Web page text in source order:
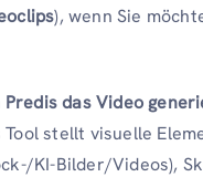
), wenn Sie
Predis das Video
Tool stellt visuelle
KI-Bilder/Videos),